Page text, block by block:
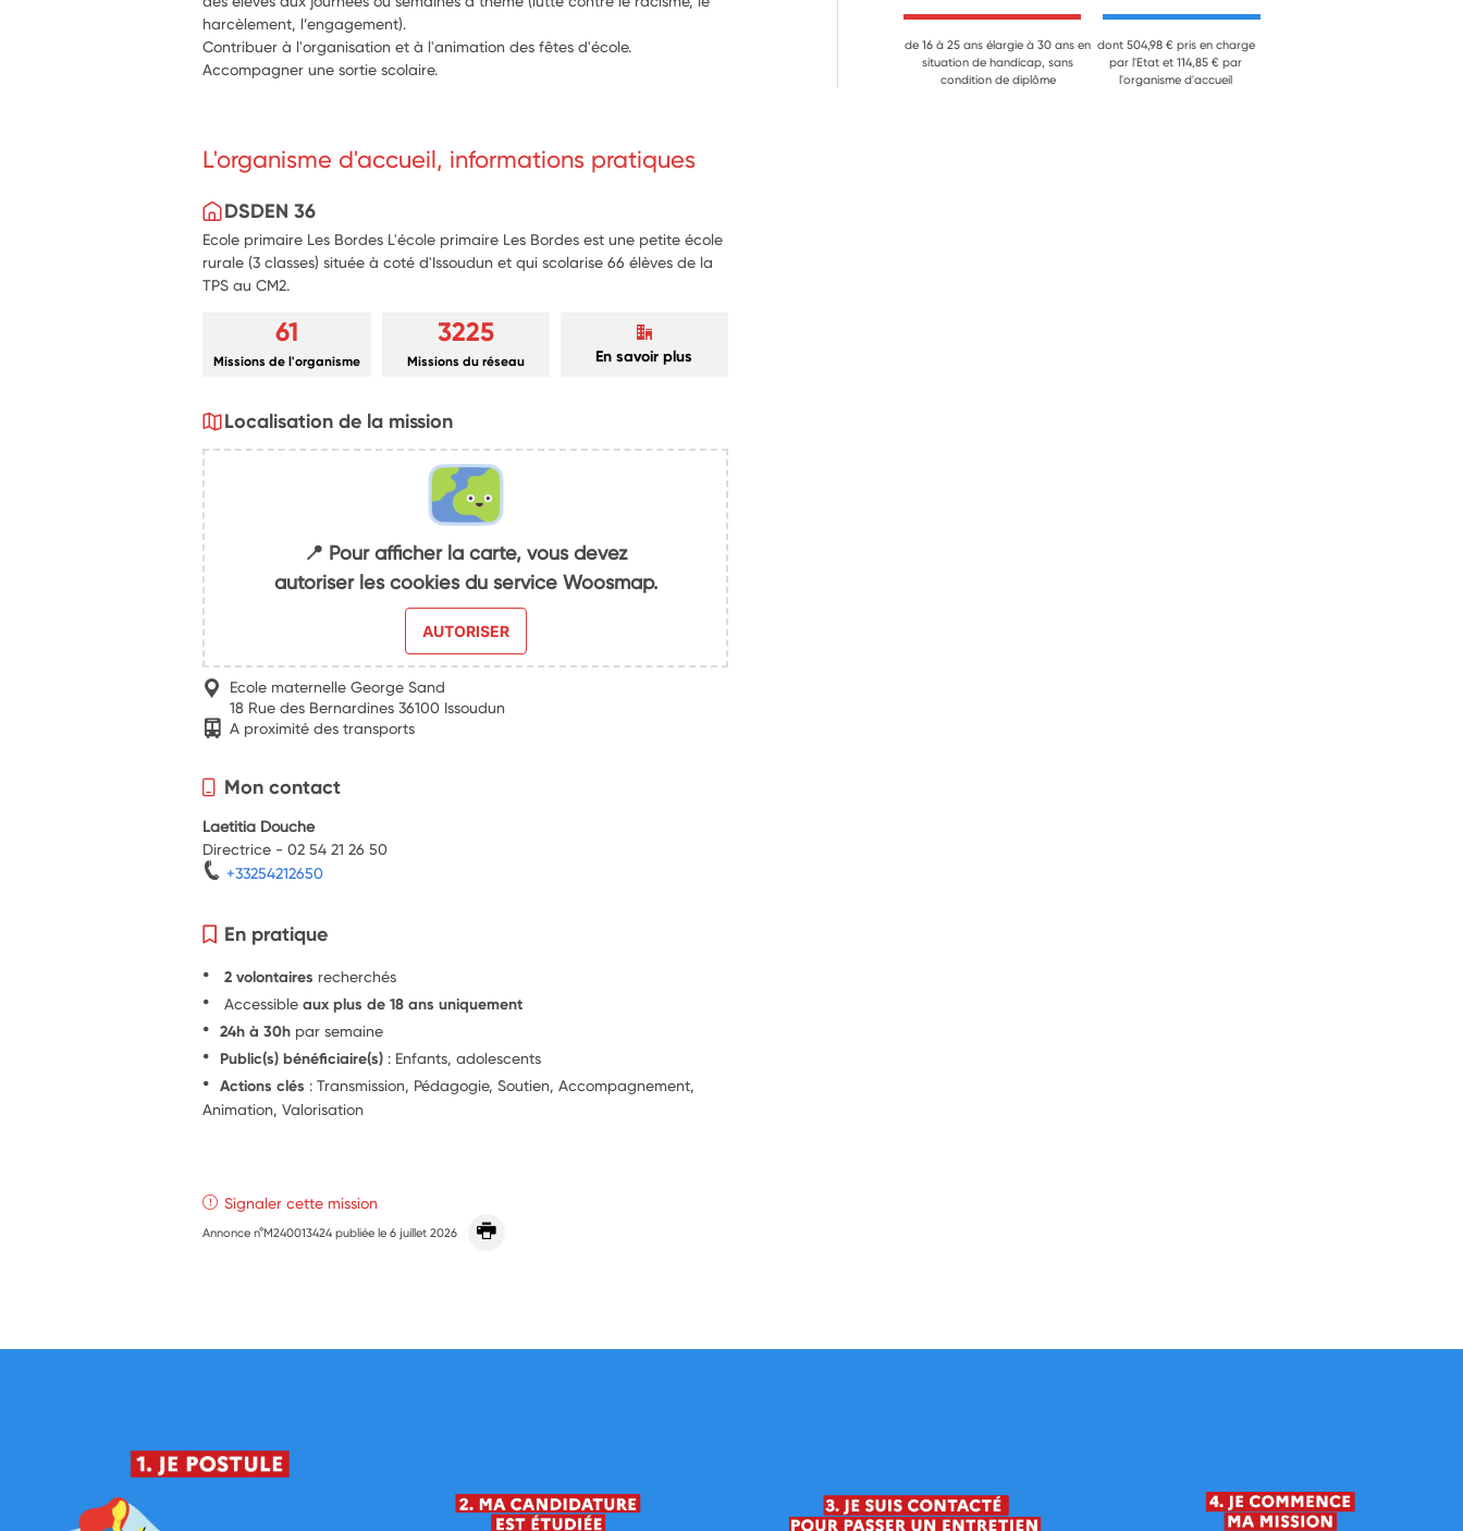
harcèlement, l’engagement).
Contribuer à l'organisation et à l'animation des fêtes d'école.
Accompagner une sortie scolaire.
L'organisme d'accueil, informations pratiques
DSDEN 36
Ecole primaire Les Bordes L'école primaire Les Bordes est une petite école
rurale (3 classes) située à coté d'Issoudun et qui scolarise 66 élèves de la
TPS au CM2.
61
Missions de l'organisme
3225
Missions du réseau En savoir plus
Localisation de la mission
📍 Pour afficher la carte, vous devez
autoriser les cookies du service Woosmap.
AUTORISER
Ecole maternelle George Sand
18 Rue des Bernardines 36100 Issoudun
A proximité des transports
Mon contact
Laetitia Douche
Directrice - 02 54 21 26 50
+33254212650
En pratique
2 volontaires recherchés
Accessibleaux plus de 18 ans uniquement
24h à 30h par semaine
Public(s) bénéficiaire(s) : Enfants, adolescents
Actions clés : Transmission, Pédagogie, Soutien, Accompagnement,
Animation, Valorisation
Signaler cette mission
Annonce n°M240013424 publiée le6 juillet 2026
de 16 à 25 ans élargie à 30 ans en
situation de handicap, sans
condition de diplôme
dont 504,98 € pris en charge
par l'Etat et 114,85 € par
l'organisme d'accueil